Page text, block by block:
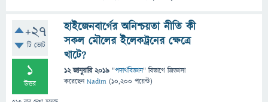
+27
টি ভোট
1
উত্তর
হাইজেনবার্গের অনিশ্চয়তা নীতি কী
সকল মৌলের ইলেকট্রনের ক্ষেত্রে
খাটে?
12 জানুয়ারি 2019 "পদার্থবিজ্ঞান" বিভাগে জিজ্ঞাসা
করেছেনNadim (10,200 পয়েন্ট)